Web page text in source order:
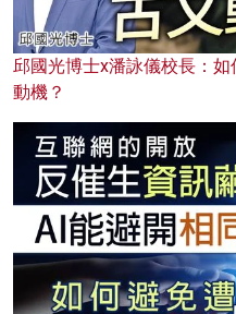
邱國光博士x潘詠儀校長：
動機？